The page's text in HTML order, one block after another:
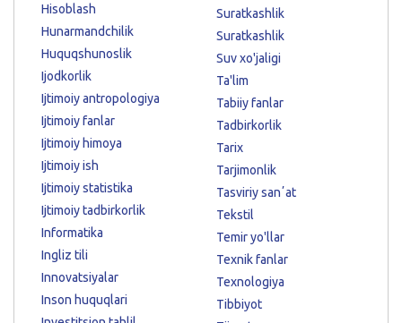
Hisoblash
Hunarmandchilik
Huquqshunoslik
Ijodkorlik
Ijtimoiy antropologiya
Ijtimoiy fanlar
Ijtimoiy himoya
Ijtimoiy ish
Ijtimoiy statistika
Ijtimoiy tadbirkorlik
Informatika
Ingliz tili
Innovatsiyalar
Inson huquqlari
Suratkashlik
Suratkashlik
Suv xo'jaligi
Ta'lim
Tabiiy fanlar
Tadbirkorlik
Tarix
Tarjimonlik
Tasviriy sanʼat
Tekstil
Temir yo'llar
Texnik fanlar
Texnologiya
Tibbiyot